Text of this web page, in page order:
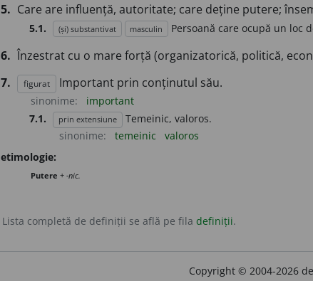
5. Care are influență, autoritate; care deține putere;
5.1. (și) substantivat masculin Persoană care ocupă un loc
6. Înzestrat cu o mare forță (organizatorică, politică,
7.
figurat Important prin conținutul său.
sinonime:
important
7.1.
prin extensiune
Temeinic, valoros.
sinonime:
temeinic
valoros
etimologie:
Putere + -nic.
Lista completă de definiții se află pe fila definiții.
Copyright © 2004-2026